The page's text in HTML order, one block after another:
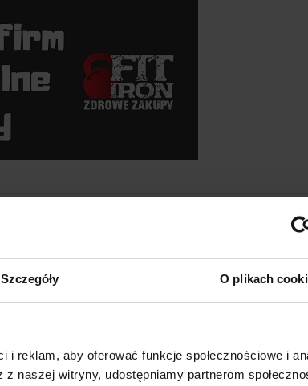
Szczegóły O plikach
reklam, aby oferować funkcje społecznościowe i
naszej witryny, udostępniamy partnerom
Wojciech Maksymiec